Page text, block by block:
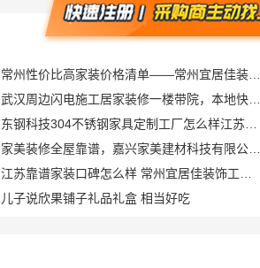
武汉周边闪电施工居家装修一楼带院，本地快装（湖北）科技有限公司
东钢科技304不锈钢家具定制工厂怎么样江苏东钢金属科技有限公司
家美装修全屋靠谱，嘉兴家美建材科技有限公司一站式省心
江苏靠谱家装口碑怎么样 常州宜居佳装饰工程有限公司
儿子说欣果铺子礼品礼盒 相当好吃
嘉兴美居乐建材科技有限公司透明报价联系电话